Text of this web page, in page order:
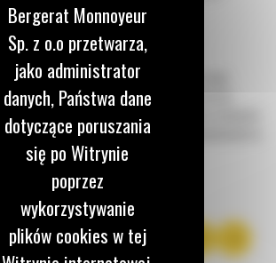
współpracują z koparkami Cat. możesz więc
konstrukcje betonowe bez obaw o stan maszyn.
serii P200 są przeznaczone do zmniejszania rozmiarów
pracy i oddzielania betonu od prętów zbrojeniowych na
Bergerat Monnoyeur
Sp. z o.o przetwarza,
jako administrator
danych, Państwa dane
dotyczące poruszania
się po Witrynie
poprzez
wykorzystywanie
plików cookies w tej